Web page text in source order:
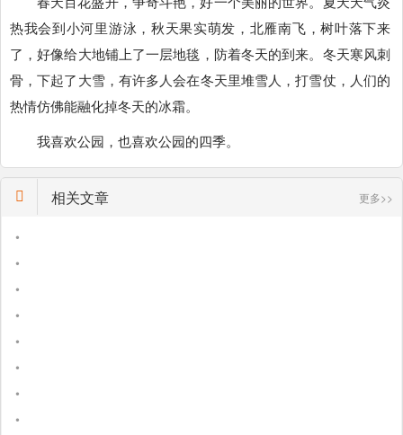
热我会到小河里游泳，秋天果实萌发，北雁南飞，树叶落下来
了，好像给大地铺上了一层地毯，防着冬天的到来。冬天寒风刺
骨，下起了大雪，有许多人会在冬天里堆雪人，打雪仗，人们的
热情仿佛能融化掉冬天的冰霜。
我喜欢公园，也喜欢公园的四季。
相关文章 更多>>
•
•
•
•
•
•
•
•